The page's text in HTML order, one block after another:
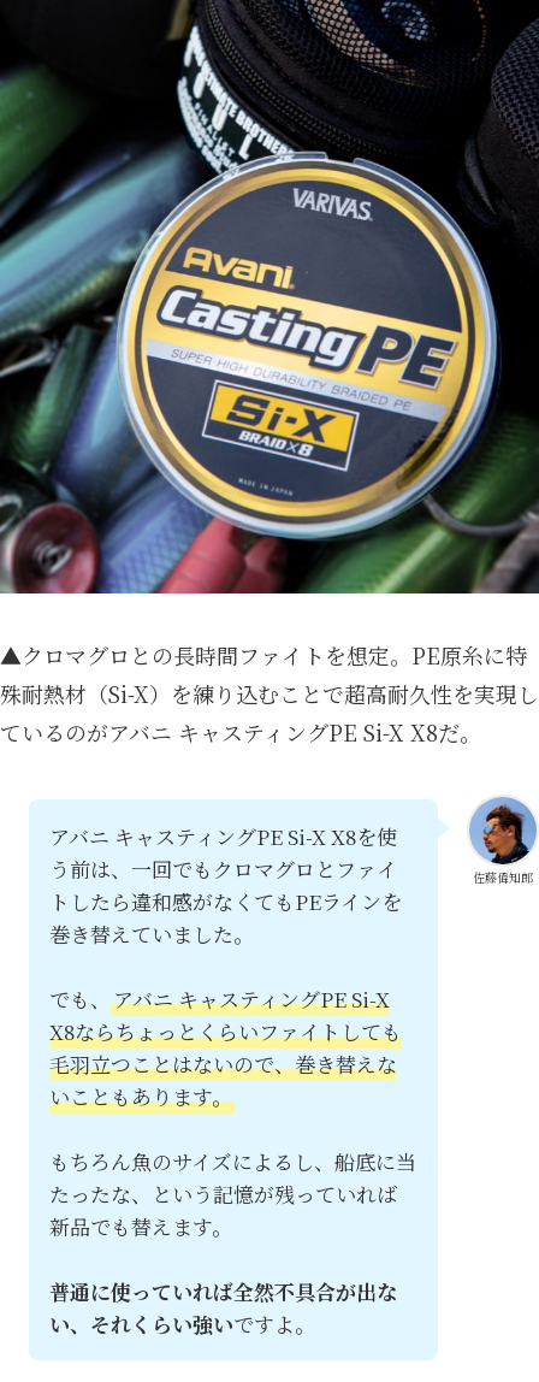
▲クロマグロとの長時間ファイトを想定。PE原糸に特
殊耐熱材（Si-X）を練り込むことで超高耐久性を実現し
ているのがアバニ キャスティングPE Si-X X8だ。
佐藤偉知郎
アバニ キャスティングPE Si-X X8を使
う前は、一回でもクロマグロとファイ
トしたら違和感がなくてもPEラインを
巻き替えていました。
でも、アバニ キャスティングPE Si-X
X8ならちょっとくらいファイトしても
毛羽立つことはないので、巻き替えな
いこともあります。
もちろん魚のサイズによるし、船底に当
たったな、という記憶が残っていれば
新品でも替えます。
普通に使っていれば全然不具合が出な
い、それくらい強いですよ。